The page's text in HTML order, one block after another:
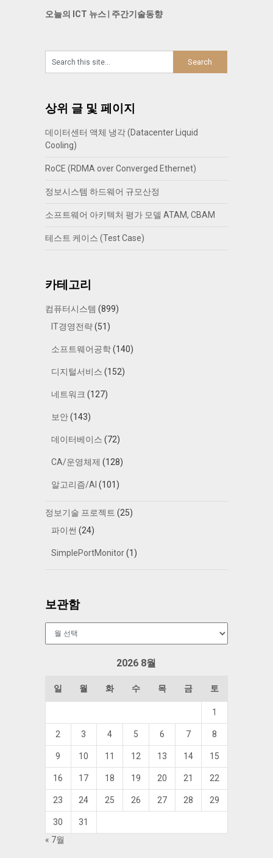
오늘의 ICT 뉴스| 주간기술동향
상위 글 및 페이지
데이터센터 액체 냉각 (Datacenter Liquid
Cooling)
RoCE (RDMA over Converged Ethernet)
정보시스템 하드웨어 규모산정
소프트웨어 아키텍처 평가 모델 ATAM, CBAM
테스트 케이스 (Test Case)
카테고리
컴퓨터시스템 (899)
IT경영전략(51)
소프트웨어공학(140)
디지털서비스 (152)
네트워크 (127)
보안(143)
데이터베이스 (72)
CA/운영체제 (128)
알고리즘/AI (101)
정보기술 프로젝트 (25)
파이썬 (24)
SimplePortMonitor(1)
보관함
2026 8월
일 월 화 수 목 금 토
1
2 3 4 5 6 7 8
9 10 11 12 13 14 15
16 17 18 19 20 21 22
23 24 25 26 27 28 29
30
31
« 7월